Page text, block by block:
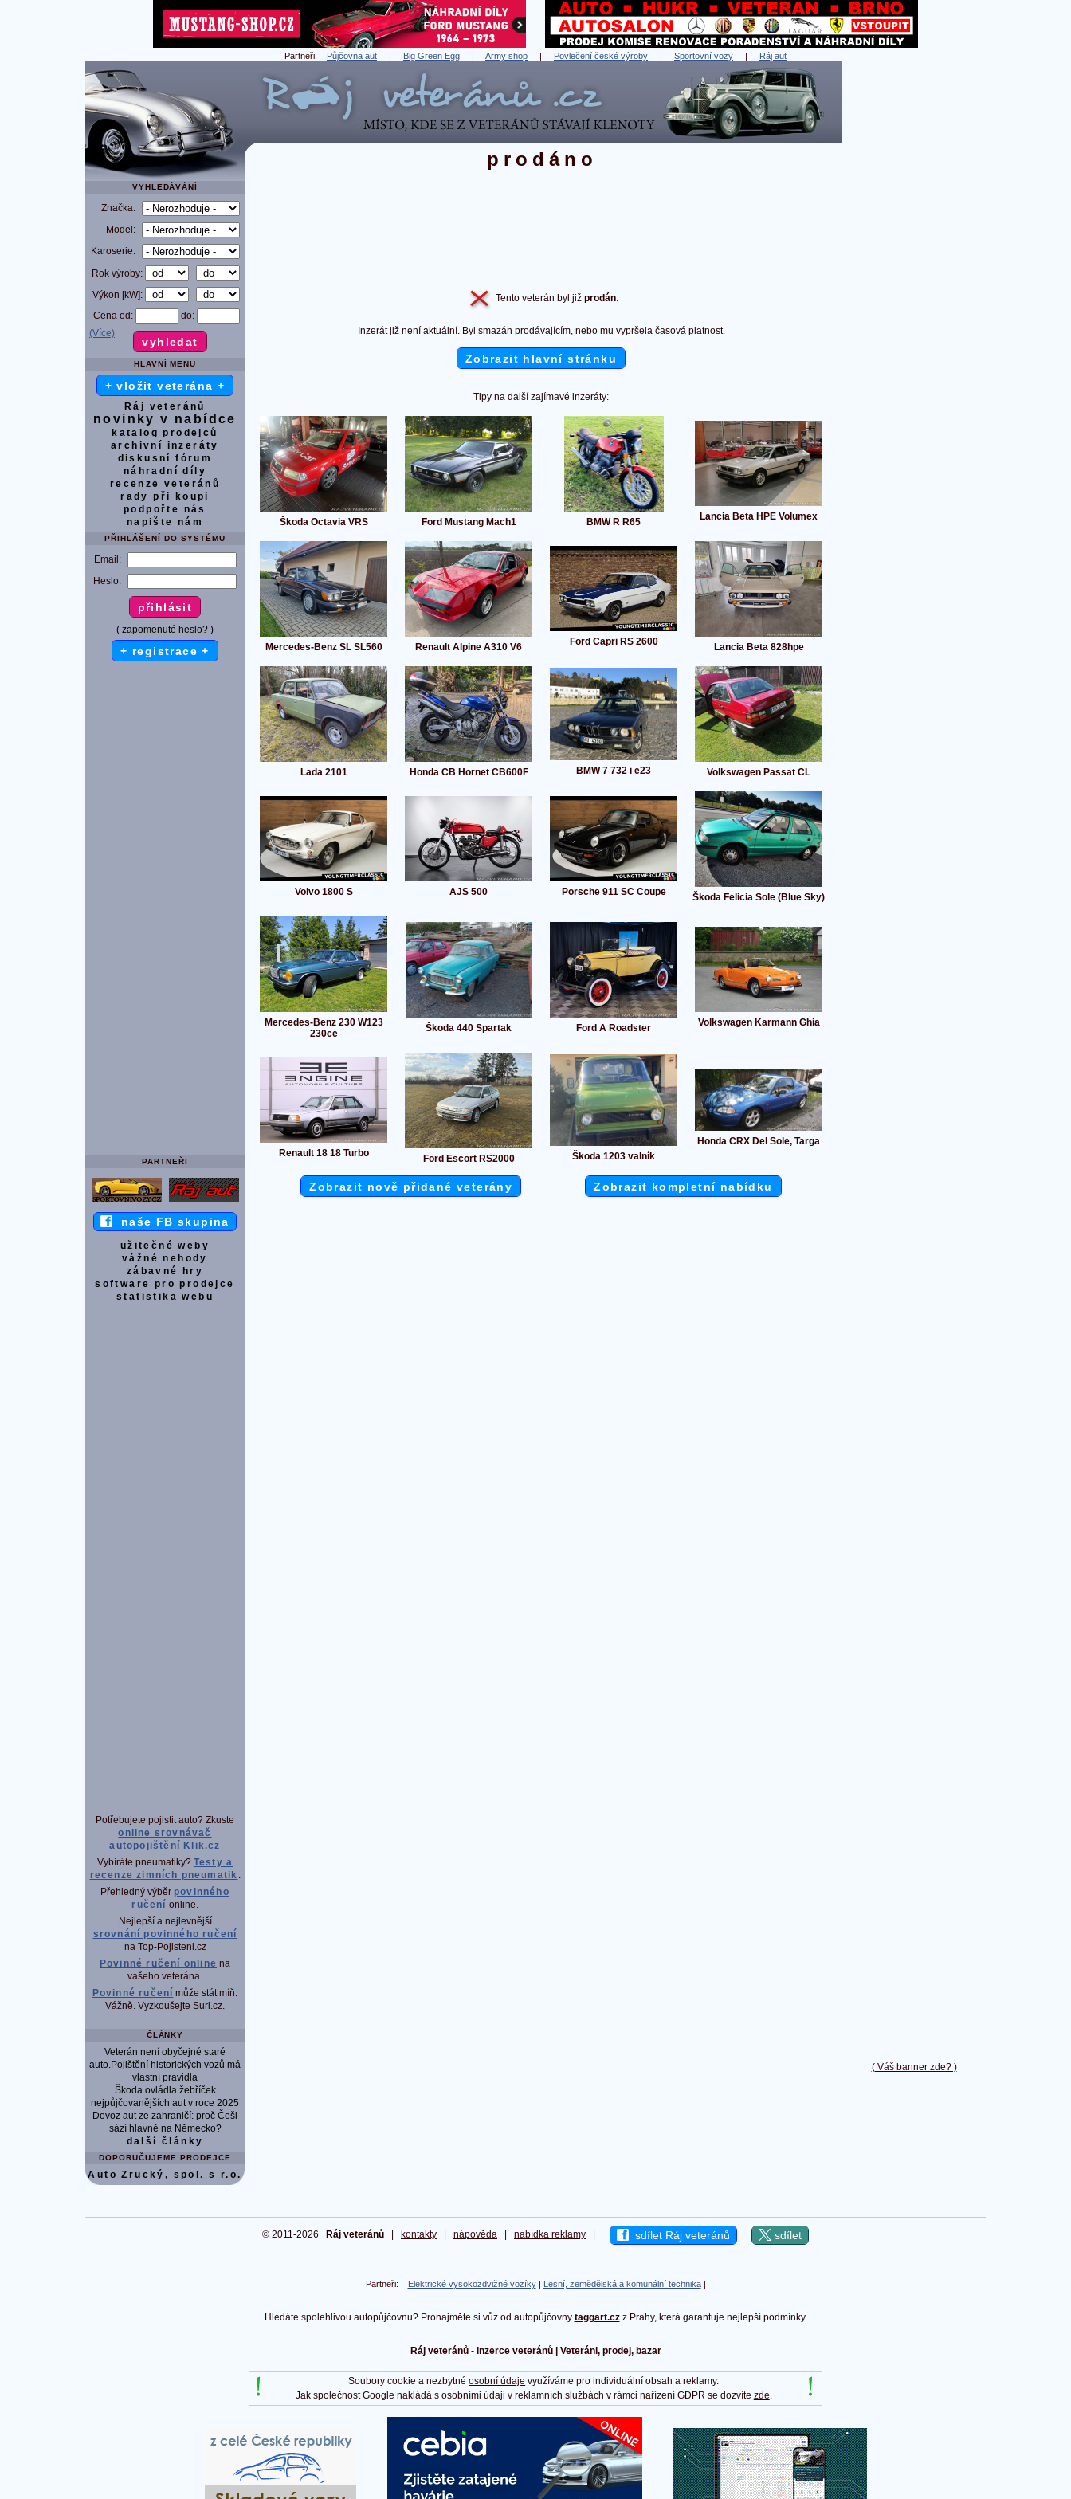
Partneři: Půjčovna aut | Big Green Egg | Army shop | Povlečení české výroby | Sportovní vozy | Ráj aut
( Váš banner zde? )
prodáno
VYHLEDÁVÁNÍ
Značka:
Model:
Karoserie:
Rok výroby:
Výkon [kW]:
Cena od:
do:
(Více)
HLAVNÍ MENU
+ vložit veterána +
Ráj veteránů
novinky v nabídce
katalog prodejců
archivní inzeráty
diskusní fórum
náhradní díly
recenze veteránů
rady při koupi
podpořte nás
napište nám
PŘIHLÁŠENÍ DO SYSTÉMU
Email:
Heslo:
( zapomenuté heslo? )
+ registrace +
PARTNEŘI
naše FB skupina
užitečné weby
vážné nehody
zábavné hry
software pro prodejce
statistika webu
Potřebujete pojistit auto? Zkuste
online srovnávač
autopojištění Klik.cz
Vybíráte pneumatiky? Testy a
recenze zimních pneumatik .
Přehledný výběr povinného
ručení online.
Nejlepší a nejlevnější
srovnání povinného ručení
na Top-Pojisteni.cz
Povinné ručení online na
vašeho veterána.
Povinné ručení může stát míň.
Vážně. Vyzkoušejte Suri.cz.
ČLÁNKY
Veterán není obyčejné staré
auto.Pojištění historických vozů má
vlastní pravidla
Škoda ovládla žebříček
nejpůjčovanějších aut v roce 2025
Dovoz aut ze zahraničí: proč Češi
sází hlavně na Německo?
další články
DOPORUČUJEME PRODEJCE
Auto Zrucký, spol. s r.o.
Tento veterán byl již prodán.
Inzerát již není aktuální. Byl smazán prodávajícím, nebo mu vypršela časová platnost.
Zobrazit hlavní stránku
Tipy na další zajímavé inzeráty:
Škoda Octavia VRS Ford Mustang Mach1 BMW R R65 Lancia Beta HPE Volumex
Mercedes-Benz SL SL560 Renault Alpine A310 V6 Ford Capri RS 2600 Lancia Beta 828hpe
Lada 2101 Honda CB Hornet CB600F BMW 7 732 i e23 Volkswagen Passat CL
Volvo 1800 S AJS 500 Porsche 911 SC Coupe Škoda Felicia Sole (Blue Sky)
Mercedes-Benz 230 W123
230ce
Škoda 440 Spartak Ford A Roadster Volkswagen Karmann Ghia
Renault 18 18 Turbo Ford Escort RS2000 Škoda 1203 valník
Honda CRX Del Sole, Targa
Zobrazit nově přidané veterány Zobrazit kompletní nabídku
© 2011-2026 Ráj veteránů kontakty nápověda nabídka reklamy sdílet Ráj veteránů sdílet
Partneři: Elektrické vysokozdvižné vozíky| Lesní, zemědělská a komunální technika|
Hledáte spolehlivou autopůjčovnu? Pronajměte si vůz od autopůjčovny taggart.czz Prahy, která garantuje nejlepší podmínky.
Ráj veteránů - inzerce veteránů | Veteráni, prodej, bazar
Soubory cookie a nezbytnéosobní údaje využíváme pro individuální obsah a reklamy.
Jak společnost Google nakládá s osobními údaji v reklamních službách v rámci nařízení GDPR se dozvíte zde.